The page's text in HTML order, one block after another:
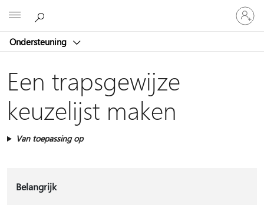
Ondersteuning
Meld
je
aan
je
Een trapsgewijze
keuzelijst maken
Van toepassing op
Belangrijk